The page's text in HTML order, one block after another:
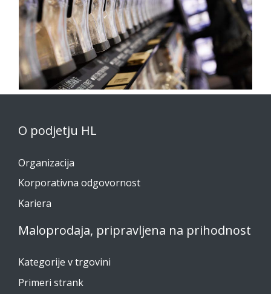
O podjetju HL
Organizacija
Korporativna odgovornost
Kariera
Maloprodaja, pripravljena na prihodnost
Kategorije v trgovini
Primeri strank